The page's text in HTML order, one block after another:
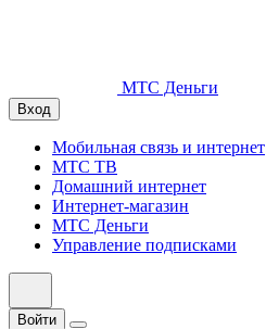
МТС Деньги
Вход
Мобильная связь и интернет
МТС ТВ
Домашний интернет
Интернет-магазин
МТС Деньги
Управление подписками
Войти